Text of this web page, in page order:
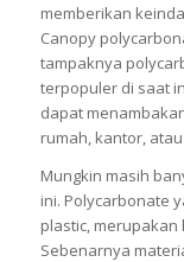
memberikan
Canopy
tampaknya
terpopuler di saat
dapat
rumah, kantor,
Mungkin masih
ini. Polycarbonate
plastic, merupakan
Sebenarnya